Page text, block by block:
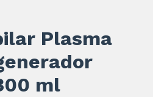
Plasma
ml